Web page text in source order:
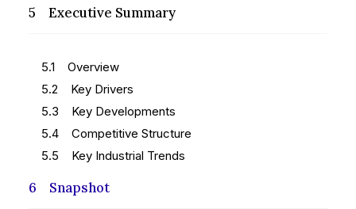
5 Executive Summary
5.1 Overview
5.2 Key Drivers
5.3 Key Developments
5.4 Competitive Structure
5.5 Key Industrial Trends
6 Snapshot